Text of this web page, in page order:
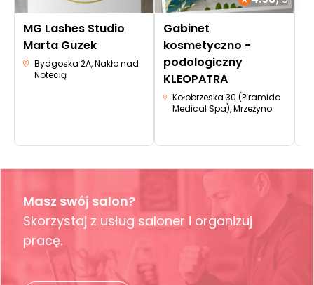
MG Lashes Studio
Marta Guzek
Bydgoska 2A, Nakło nad
Notecią
Gabinet
kosmetyczno -
podologiczny
KLEOPATRA
Kołobrzeska 30 (Piramida
Medical Spa), Mrzeżyno
Masz swój salon?
Skorzystaj z usług saloner i organizuj
pracę.